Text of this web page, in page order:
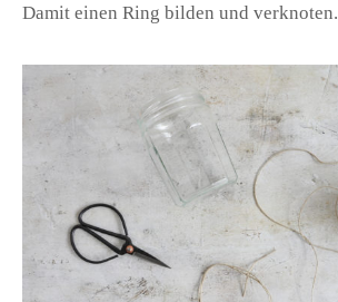
Damit einen Ring bilden und verknoten.